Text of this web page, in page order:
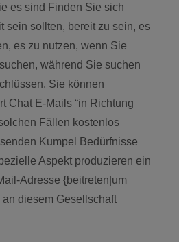
es sind Finden Sie sich
sein sollten, bereit zu sein, es
es zu nutzen, wenn Sie
während Sie suchen
Sie können
Chat E-Mails “in Richtung
Fällen kostenlos
Kumpel Bedürfnisse
Aspekt produzieren ein
Adresse {beitreten|um
diesem Gesellschaft